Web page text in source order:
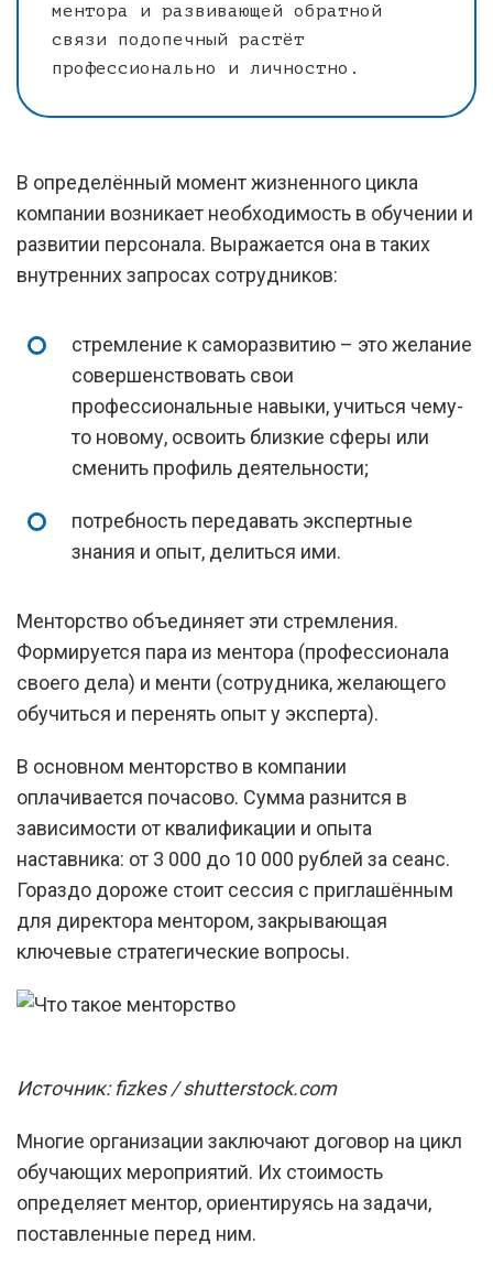
ментора и развивающей обратной
связи подопечный растёт
профессионально и личностно.
В определённый момент жизненного цикла
компании возникает необходимость в обучении и
развитии персонала. Выражается она в таких
внутренних запросах сотрудников:
стремление к саморазвитию – это желание
совершенствовать свои
профессиональные навыки, учиться чему-
то новому, освоить близкие сферы или
сменить профиль деятельности;
потребность передавать экспертные
знания и опыт, делиться ими.
Менторство объединяет эти стремления.
Формируется пара из ментора (профессионала
своего дела) и менти (сотрудника, желающего
обучиться и перенять опыт у эксперта).
В основном менторство в компании
оплачивается почасово. Сумма разнится в
зависимости от квалификации и опыта
наставника: от 3 000 до 10 000 рублей за сеанс.
Гораздо дороже стоит сессия с приглашённым
для директора ментором, закрывающая
ключевые стратегические вопросы.
Источник: fizkes / shutterstock.com
Многие организации заключают договор на цикл
обучающих мероприятий. Их стоимость
определяет ментор, ориентируясь на задачи,
поставленные перед ним.